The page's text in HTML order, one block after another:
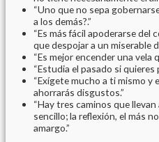
“Uno que no sepa
a los demás?.”
“Es más fácil apoderarse del
que despojar a un miserable
“Es mejor encender una vela
“Estudia el pasado si
“Exígete mucho a ti mismo y
ahorrarás disgustos.”
“Hay tres caminos que
sencillo; la reflexión, el más
amargo.”